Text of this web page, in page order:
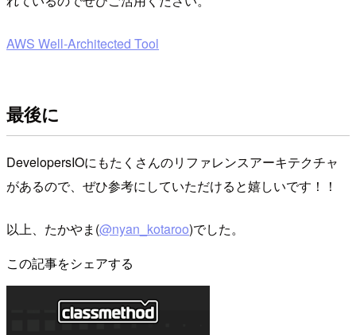
AWS Well-Architected Tool
最後に
DevelopersIOにもたくさんのリファレンスアーキテクチャ
があるので、ぜひ参考にしていただけると嬉しいです！！
以上、たかやま(@nyan_kotaroo)でした。
この記事をシェアする